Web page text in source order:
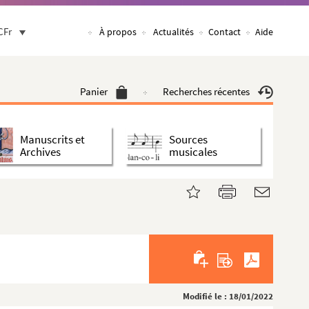
À propos Actualités Contact Aide
Panier Recherches récentes
Manuscrits et
Archives
Sources
musicales
Modifié le : 18/01/2022